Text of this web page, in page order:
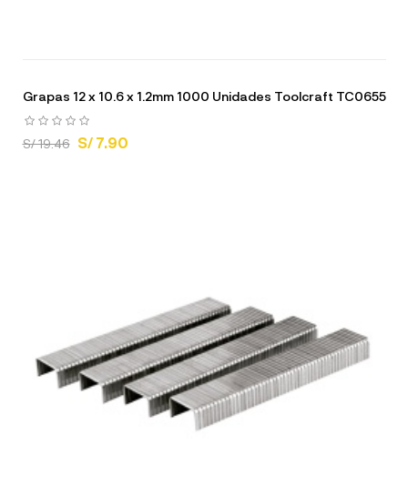
Grapas 12 x 10.6 x 1.2mm 1000 Unidades Toolcraft TC0655
S/ 19.46 S/ 7.90